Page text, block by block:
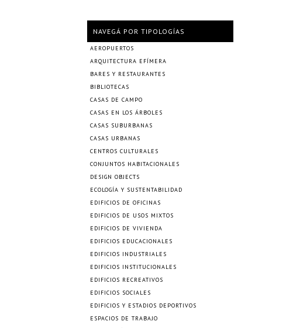
NAVEGÁ POR TIPOLOGÍAS
AEROPUERTOS
ARQUITECTURA EFÍMERA
BARES Y RESTAURANTES
BIBLIOTECAS
CASAS DE CAMPO
CASAS EN LOS ÁRBOLES
CASAS SUBURBANAS
CASAS URBANAS
CENTROS CULTURALES
CONJUNTOS HABITACIONALES
DESIGN OBJECTS
ECOLOGÍA Y SUSTENTABILIDAD
EDIFICIOS DE OFICINAS
EDIFICIOS DE USOS MIXTOS
EDIFICIOS DE VIVIENDA
EDIFICIOS EDUCACIONALES
EDIFICIOS INDUSTRIALES
EDIFICIOS INSTITUCIONALES
EDIFICIOS RECREATIVOS
EDIFICIOS SOCIALES
EDIFICIOS Y ESTADIOS DEPORTIVOS
ESPACIOS DE TRABAJO